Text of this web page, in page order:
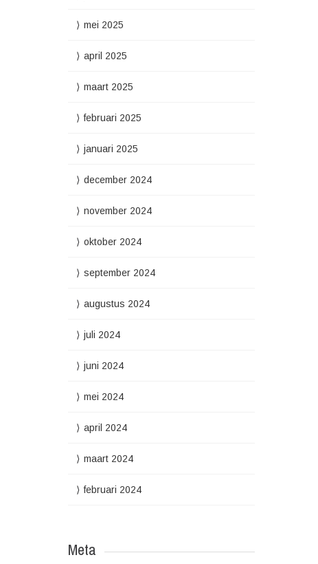
mei 2025
april 2025
maart 2025
februari 2025
januari 2025
december 2024
november 2024
oktober 2024
september 2024
augustus 2024
juli 2024
juni 2024
mei 2024
april 2024
maart 2024
februari 2024
Meta